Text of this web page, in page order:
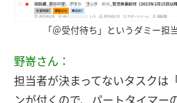
「＠受付待ち」というダミー担
野嵜さん：
担当者が決まってないタスクは
ンが付くので、パートタイマー